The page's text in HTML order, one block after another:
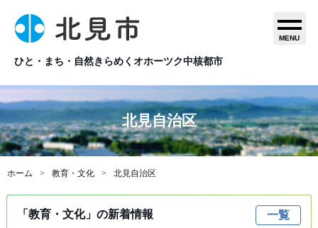
ひと・まち・自然きらめくオホーツク中核都市
MENU
北見自治区
ホーム 教育・文化 北見自治区
「教育・文化」の新着情報 一覧